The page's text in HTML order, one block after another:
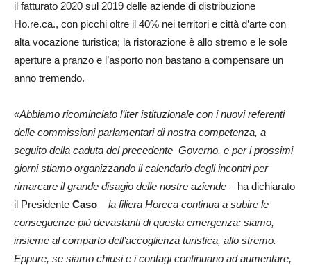
il fatturato 2020 sul 2019 delle aziende di distribuzione
Ho.re.ca., con picchi oltre il 40% nei territori e città d’arte con
alta vocazione turistica; la ristorazione è allo stremo e le sole
aperture a pranzo e l’asporto non bastano a compensare un
anno tremendo.
«Abbiamo ricominciato l’iter istituzionale con i nuovi referenti
delle commissioni parlamentari di nostra competenza, a
seguito della caduta del precedente Governo, e per i prossimi
giorni stiamo organizzando il calendario degli incontri per
rimarcare il grande disagio delle nostre aziende – ha dichiarato
il Presidente Caso –la filiera Horeca continua a subire le
conseguenze più devastanti di questa emergenza: siamo,
insieme al comparto dell’accoglienza turistica, allo stremo.
Eppure, se siamo chiusi e i contagi continuano ad aumentare,